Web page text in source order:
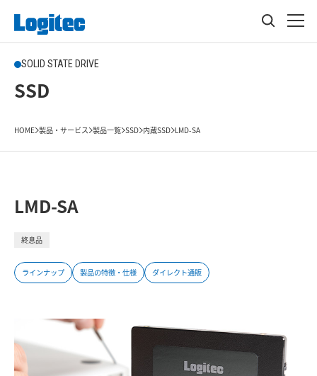
SOLID STATE DRIVE
SSD
HOME 製品・サービス 製品一覧 SSD 内蔵SSD LMD-SA
LMD-SA
終息品
ラインナップ 製品の特徴・仕様 ダイレクト通販